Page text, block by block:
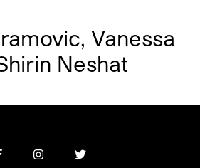
Vanessa
Neshat